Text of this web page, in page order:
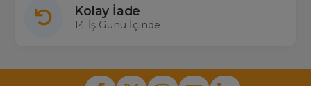
Kolay İade
14 İş Günü İçinde